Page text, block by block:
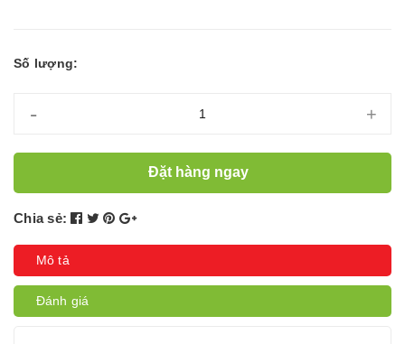
Số lượng:
- +
Đặt hàng ngay
Chia sẻ:
Mô tả
Đánh giá